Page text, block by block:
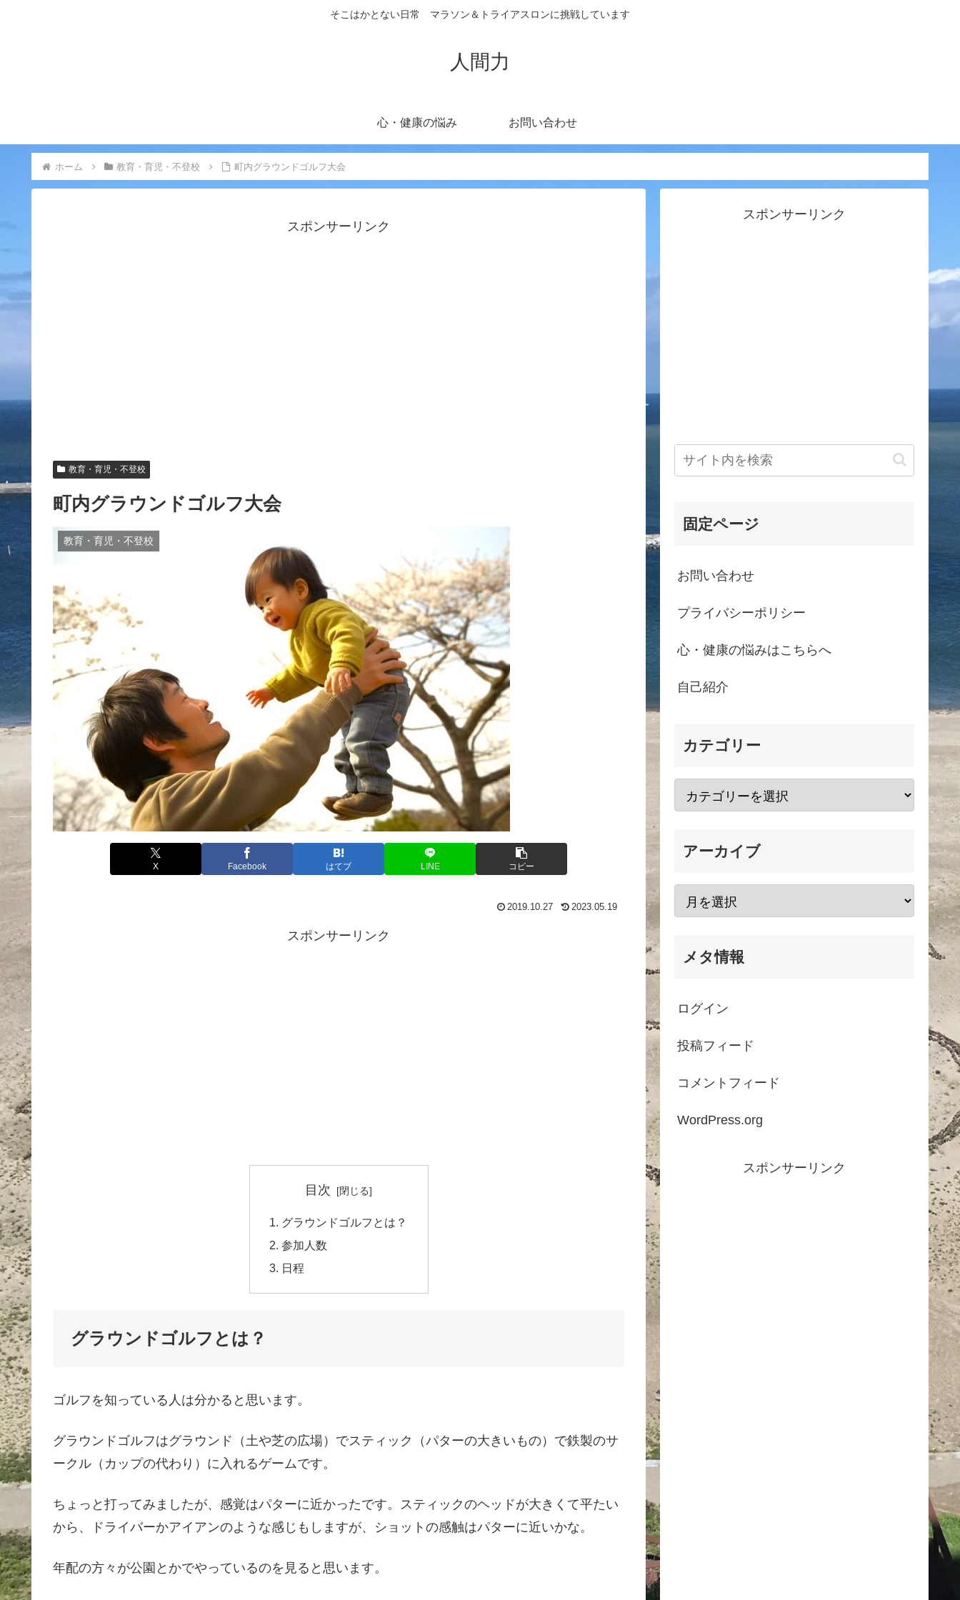
そこはかとない日常 マラソン＆トライアスロンに挑戦しています
人間力
心・健康の悩み お問い合わせ
ホーム 教育・育児・不登校 町内グラウンドゴルフ大会
スポンサーリンク
教育・育児・不登校
町内グラウンドゴルフ大会
教育・育児・不登校
X Facebook はてブ LINE コピー
2019.10.27 2023.05.19
スポンサーリンク
目次
グラウンドゴルフとは？
参加人数
日程
グラウンドゴルフとは？
ゴルフを知っている人は分かると思います。
グラウンドゴルフはグラウンド（土や芝の広場）でスティック（パターの大きいもの）で鉄製のサ
ークル（カップの代わり）に入れるゲームです。
ちょっと打ってみましたが、感覚はパターに近かったです。スティックのヘッドが大きくて平たい
から、ドライバーかアイアンのような感じもしますが、ショットの感触はパターに近いかな。
年配の方々が公園とかでやっているのを見ると思います。
スポンサーリンク
固定ページ
お問い合わせ
プライバシーポリシー
心・健康の悩みはこちらへ
自己紹介
カテゴリー
アーカイブ
メタ情報
ログイン
投稿フィード
コメントフィード
WordPress.org
スポンサーリンク